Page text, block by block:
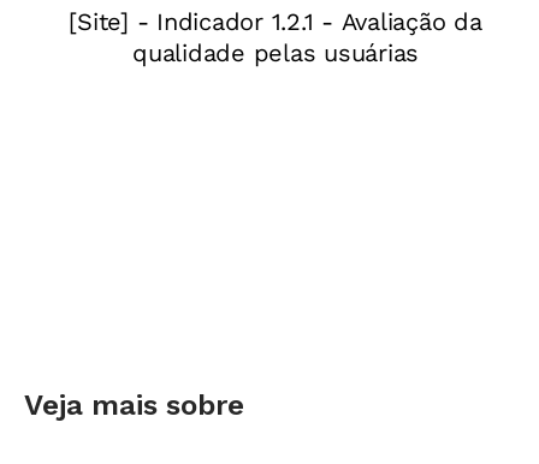
É importante, contudo, sempre considerar o
nível da turma e ficar atento à diversidade. "Se
Veja mais sobre